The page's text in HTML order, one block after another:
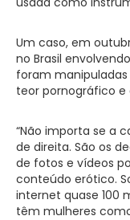
Um caso, em
no Brasil
foram
teor pornográfico
“Não importa se a
de direita. São os
de fotos e vídeos
conteúdo erótico.
internet quase 100
têm mulheres como